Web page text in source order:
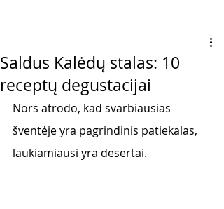
Saldus Kalėdų stalas: 10
receptų degustacijai
Nors atrodo, kad svarbiausias
šventėje yra pagrindinis patiekalas,
laukiamiausi yra desertai.